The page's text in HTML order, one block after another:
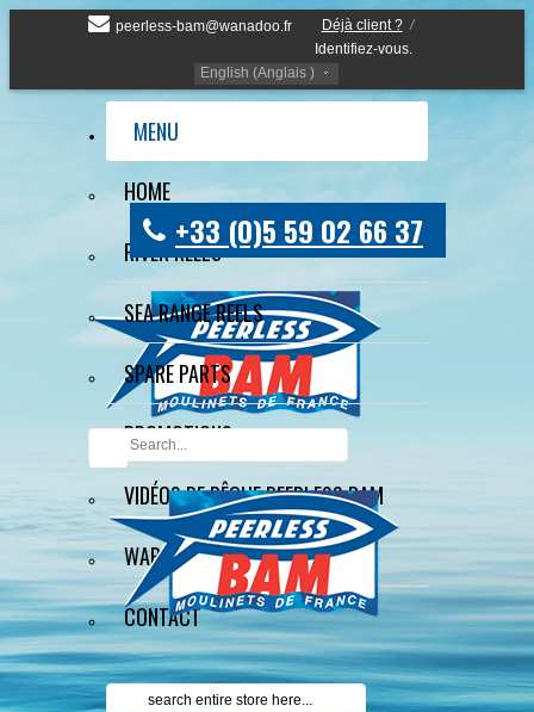
peerless-bam@wanadoo.fr Déjà client ? /
Identifiez-vous.
English (Anglais )
MENU
HOME
RIVER REELS
SEA RANGE REELS
SPARE PARTS
PROMOTIONS
VIDÉOS DE PÊCHE PEERLESS BAM
WARRANTY
CONTACT
+33 (0)5 59 02 66 37